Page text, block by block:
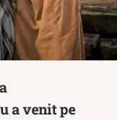
a venit pe